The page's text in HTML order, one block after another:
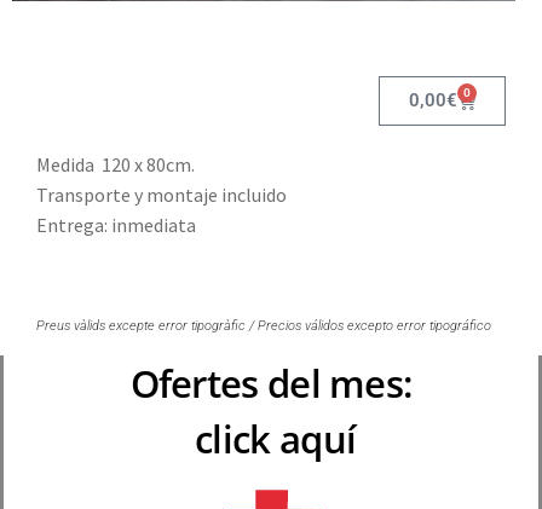
0,00€ 0
Medida 120 x 80cm.
Transporte y montaje incluido
Entrega: inmediata
Preus vàlids excepte error tipogràfic / Precios válidos excepto error tipográfico
Ofertes del mes:
click aquí